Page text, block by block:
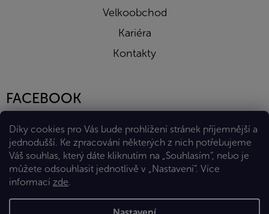
Díky cookies pro Vás bude prohlížení stránek příjemnější a
jednodušší. Ke zpracování některých z nich potřebujeme
Váš souhlas, který dáte kliknutím na „Souhlasím“, nebo je
můžete odsouhlasit jednotlivě v „Nastavení“. Více
informací zde.
Velkoobchod
Kariéra
Kontakty
FACEBOOK
Vytvořil Shoptet Premium